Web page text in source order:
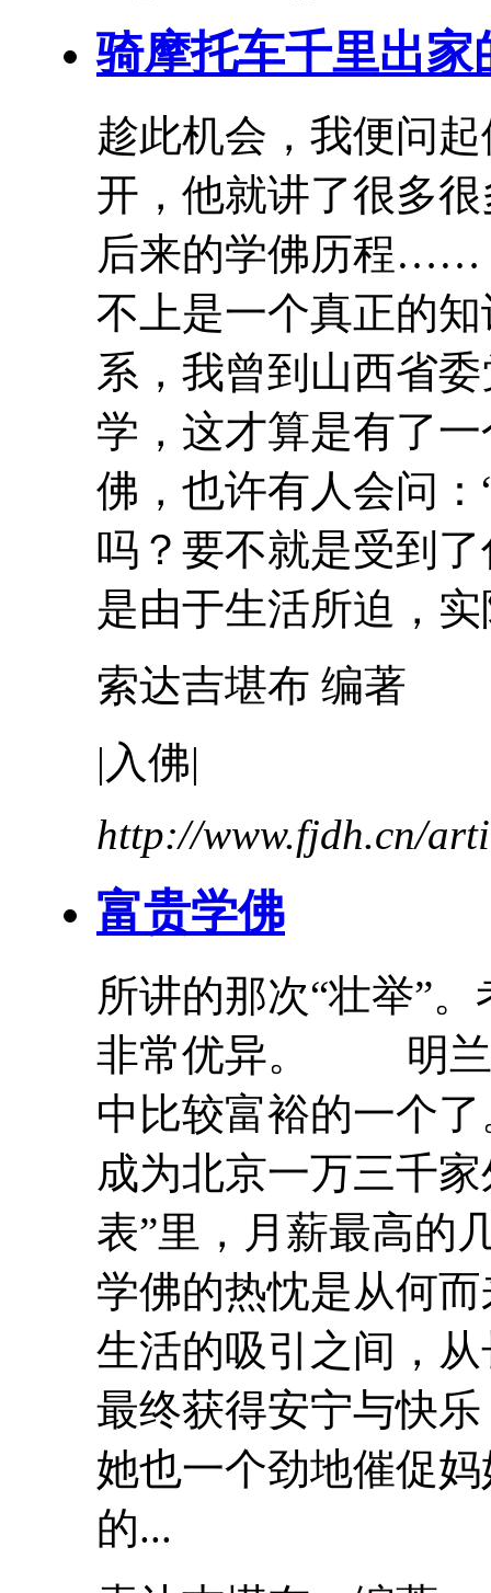
骑摩托车千里出家
趁此机会，我便问
开，他就讲了很多
后来的学佛历程……
不上是一个真正的
系，我曾到山西省
学，这才算是有了
佛 ，也许有人会问
吗？要不就是受到
是由于生活所迫，
索达吉堪布 编著
| 入佛|
http://www.fjdh.cn/
富贵学佛
所讲的那次“壮举”
非常优异。 明兰
中比较富裕的一个
成为北京一万三千
表”里，月薪最高的
学佛的热忱是从何
生活的吸引之间，
最终获得安宁与快
她也一个劲地催促
的...